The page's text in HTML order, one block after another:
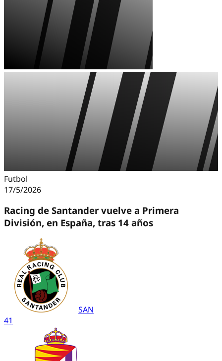
Futbol
17/5/2026
Racing de Santander vuelve a Primera
División, en España, tras 14 años
SAN
41